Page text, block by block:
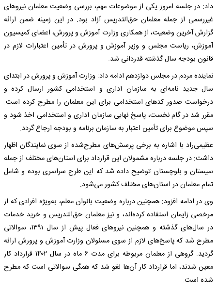
داد: در جلسه امروز یکی از موضوعات مهم، بررسی وضعیت معلمان نیروهای
غیررسمی از جمله معلمان حق‌التدریس آزاد بود. در این زمینه ضمن ارائه
گزارش آخرین وضعیت، از همکاری وزارت آموزش و پرورش، اعضای کمیسیون
آموزش، ریاست مجلس و وزیر آموزش و پرورش در تأمین اعتبارات لازم در
قانون بودجه سال گذشته قدردانی شد.
نماینده مردم در مجلس دوازدهم ادامه داد: وزارت آموزش و پرورش در ابتدای
سال جدید نامه‌ای به سازمان اداری و استخدامی کشور ارسال کرده و
درخواست صدور کدهای استخدامی برای این معلمان را مطرح کرده است.
مقرر شد در گام نخست، پاسخ نهایی سازمان اداری و استخدامی اخذ شود و
سپس موضوع برای تأمین اعتبار به سازمان برنامه و بودجه ارجاع گردد.
عظیمی‌راد با اشاره به برخی پرسش‌های مطرح‌شده از سوی نمایندگان اظهار
داشت: در جلسه درباره مشمولان این قرارداد برای استان‌های مختلف از جمله
سیستان و بلوچستان توضیح داده شد که این طرح سراسری بوده و شامل
تمام معلمان در استان‌های مختلف کشور می‌شود.
وی در ادامه افزود: همچنین درباره وضعیت بانوان معلم، به‌ویژه افرادی که از
مرخصی زایمان استفاده کرده‌اند، و نیز معلمان حق‌التدریس و خرید خدمات
در سال‌های گذشته و همچنین نیروهای فعال پیش از سال ۱۳۹۱، سوالاتی
مطرح شد که پاسخ‌های لازم از سوی مسئولان وزارت آموزش و پرورش ارائه
گردید. گروهی از معلمان مربوطه برای مدت ۶ ماه در سال ۱۴۰۲ قرارداد کار
معین شدند، اما قرارداد کار آن‌ها لغو شد که همگی سوالاتی است که مطرح
شده است.